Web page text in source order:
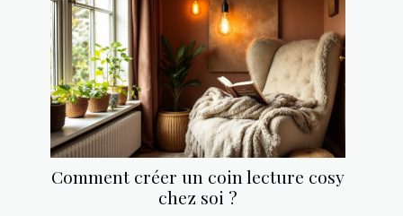
Comment créer un coin lecture cosy
chez soi ?